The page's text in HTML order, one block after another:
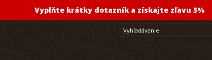
Vyplňte krátky dotazník a získajte zľavu 5%